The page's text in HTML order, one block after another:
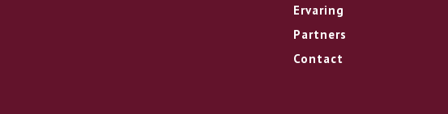
Ervaring
Partners
Contact